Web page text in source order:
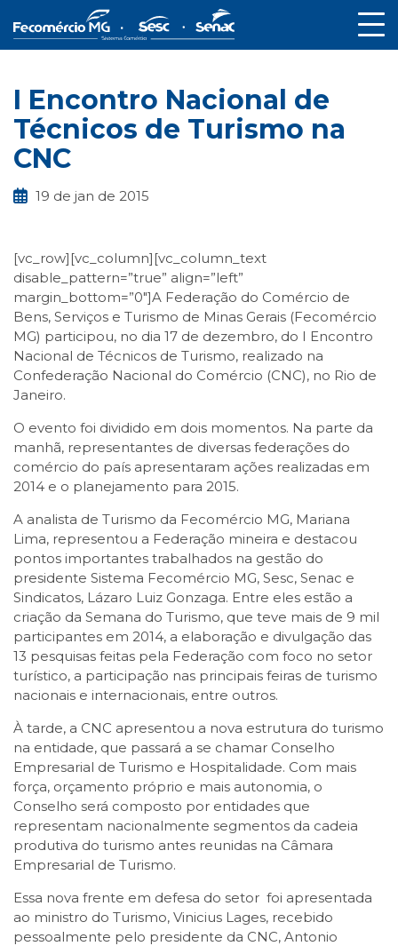
I Encontro Nacional de
Técnicos de Turismo na
CNC
19 de jan de 2015
[vc_row][vc_column][vc_column_text
disable_pattern=”true” align=”left”
margin_bottom=”0″]A Federação do Comércio de
Bens, Serviços e Turismo de Minas Gerais (Fecomércio
MG) participou, no dia 17 de dezembro, do I Encontro
Nacional de Técnicos de Turismo, realizado na
Confederação Nacional do Comércio (CNC), no Rio de
Janeiro.
O evento foi dividido em dois momentos. Na parte da
manhã, representantes de diversas federações do
comércio do país apresentaram ações realizadas em
2014 e o planejamento para 2015.
A analista de Turismo da Fecomércio MG, Mariana
Lima, representou a Federação mineira e destacou
pontos importantes trabalhados na gestão do
presidente Sistema Fecomércio MG, Sesc, Senac e
Sindicatos, Lázaro Luiz Gonzaga. Entre eles estão a
criação da Semana do Turismo, que teve mais de 9 mil
participantes em 2014, a elaboração e divulgação das
13 pesquisas feitas pela Federação com foco no setor
turístico, a participação nas principais feiras de turismo
nacionais e internacionais, entre outros.
À tarde, a CNC apresentou a nova estrutura do turismo
na entidade, que passará a se chamar Conselho
Empresarial de Turismo e Hospitalidade. Com mais
força, orçamento próprio e mais autonomia, o
Conselho será composto por entidades que
representam nacionalmente segmentos da cadeia
produtiva do turismo antes reunidas na Câmara
Empresarial de Turismo.
Essa nova frente em defesa do setor foi apresentada
ao ministro do Turismo, Vinicius Lages, recebido
pessoalmente pelo presidente da CNC, Antonio